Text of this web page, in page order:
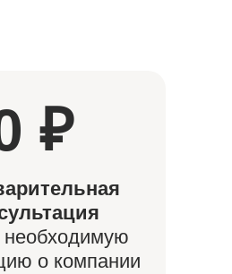
₽
необходимую
о компании